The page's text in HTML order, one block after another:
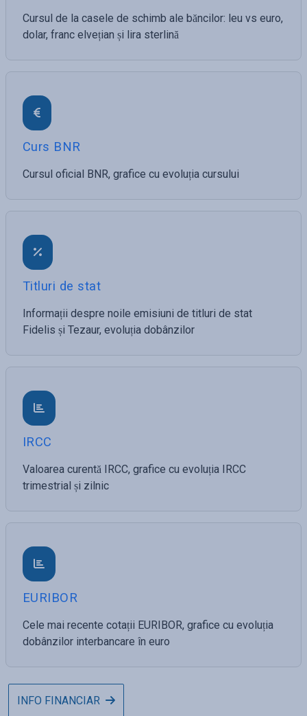
Cursul de la casele de schimb ale băncilor: leu vs euro,
dolar, franc elvețian și lira sterlină
Curs BNR
Cursul oficial BNR, grafice cu evoluția cursului
Titluri de stat
Informații despre noile emisiuni de titluri de stat
Fidelis și Tezaur, evoluția dobânzilor
IRCC
Valoarea curentă IRCC, grafice cu evoluția IRCC
trimestrial și zilnic
EURIBOR
Cele mai recente cotații EURIBOR, grafice cu evoluția
dobânzilor interbancare în euro
INFO FINANCIAR